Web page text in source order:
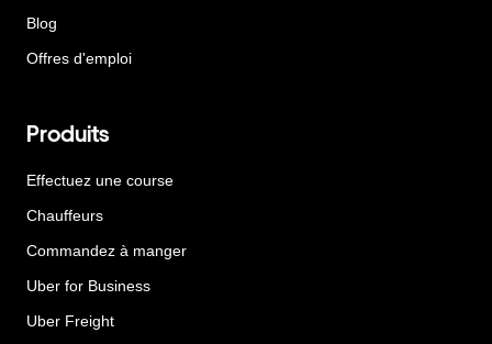
Blog
Offres d'emploi
Produits
Effectuez une course
Chauffeurs
Commandez à manger
Uber for Business
Uber Freight